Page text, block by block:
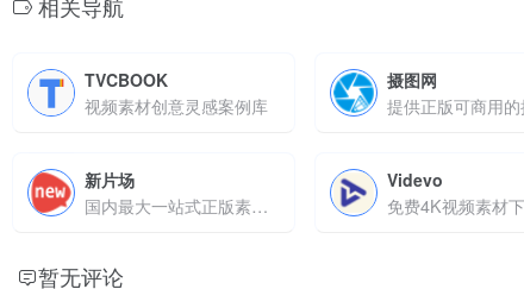
TVCBOOK
视频素材创意灵感案例库
摄图网
新片场
国内最大一站式正版素材库
Videvo
免费4K视频素材
暂无评论